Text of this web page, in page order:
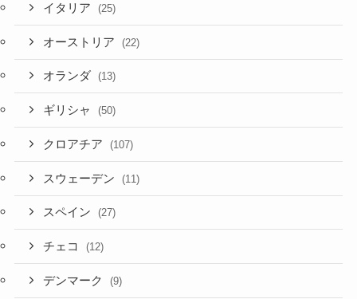
イタリア (25)
オーストリア (22)
オランダ (13)
ギリシャ (50)
クロアチア (107)
スウェーデン (11)
スペイン (27)
チェコ (12)
デンマーク (9)